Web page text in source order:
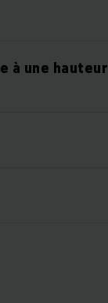
à une hauteur